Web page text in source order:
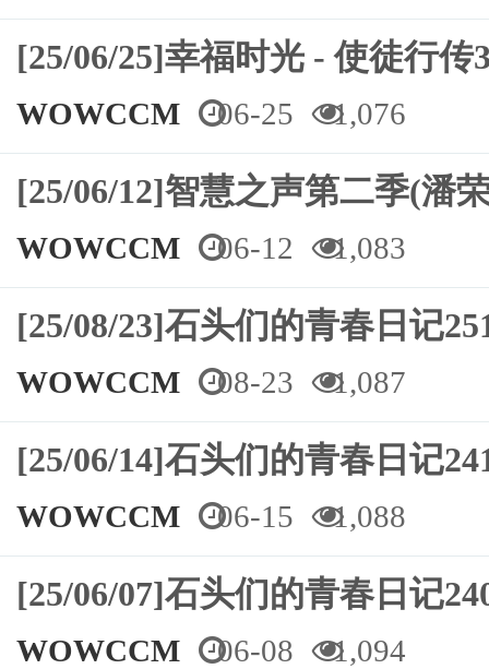
[25/06/25]幸福时光 - 使徒行
WOWCCM 06-25 1,076
[25/06/12]智慧之声第二季(潘
WOWCCM 06-12 1,083
[25/08/23]石头们的青春日记
WOWCCM 08-23 1,087
[25/06/14]石头们的青春日记
WOWCCM 06-15 1,088
[25/06/07]石头们的青春日记
WOWCCM 06-08 1,094